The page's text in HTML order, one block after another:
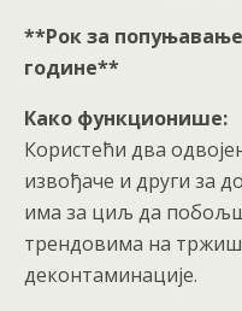
**Рок за попуњавање
године**
Како функционише:
Користећи два
извођаче и други за
има за циљ да
трендовима на
деконтаминације.